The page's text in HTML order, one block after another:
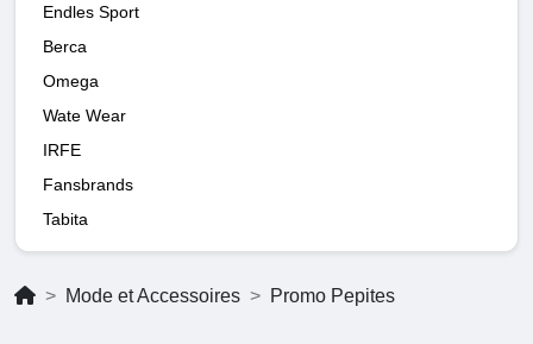
Endles Sport
Berca
Omega
Wate Wear
IRFE
Fansbrands
Tabita
Mode et Accessoires Promo Pepites